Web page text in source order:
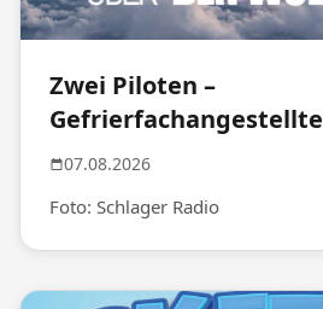
Zwei Piloten –
Gefrierfachangestellte
07.08.2026
Foto: Schlager Radio